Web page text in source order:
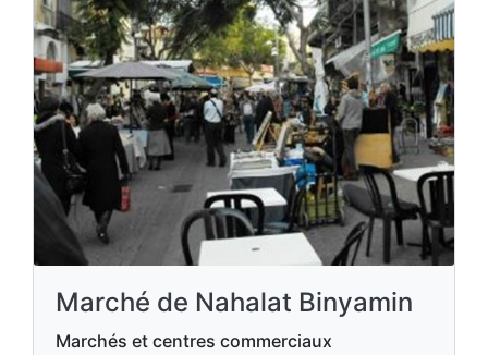
Marché de Nahalat Binyamin
Marchés et centres commerciaux